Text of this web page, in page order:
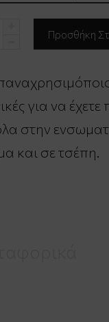
για να
στην
και σε τσέπη.